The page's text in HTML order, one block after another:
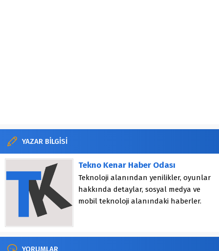
YAZAR BİLGİSİ
Tekno Kenar Haber Odası
Teknoloji alanından yenilikler, oyunlar
hakkında detaylar, sosyal medya ve
mobil teknoloji alanındaki haberler.
YORUMLAR